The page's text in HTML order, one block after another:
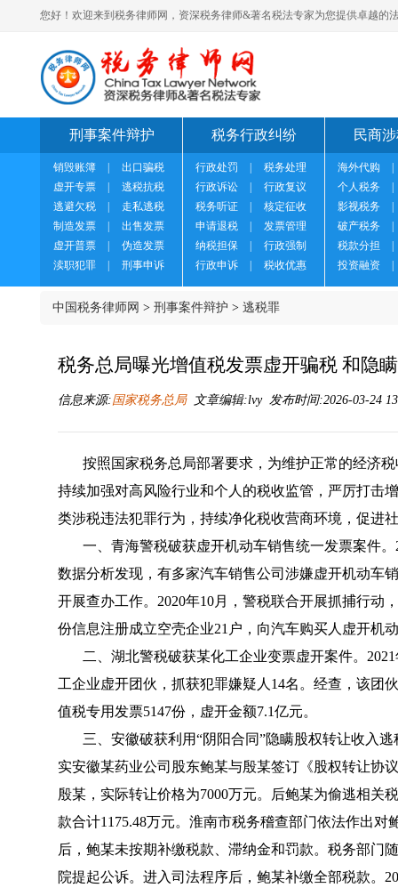
您好！欢迎来到税务律师网，资深税务律师&著名税法专家为您提供卓越的
刑事案件辩护
销毁账簿
出口骗税
虚开专票
逃税抗税
逃避欠税
走私逃税
制造发票
出售发票
虚开普票
伪造发票
渎职犯罪
刑事申诉
税务行政纠纷
行政处罚
税务处理
行政诉讼
行政复议
税务听证
核定征收
申请退税
发票管理
纳税担保
行政强制
行政申诉
税收优惠
民商
海外代购
个人税务
影视税务
破产税务
税款分担
投资融资
中国税务律师网 > 刑事案件辩护 > 逃税罪
税务总局曝光增值税发票虚开骗税 和隐
信息来源:国家税务总局文章编辑:lvy 发布时间:2026-03-24
按照国家税务总局部署要求，为维护正常的经济
持续加强对高风险行业和个人的税收监管，严厉打击
类涉税违法犯罪行为，持续净化税收营商环境，促进
一、青海警税破获虚开机动车销售统一发票案件
数据分析发现，有多家汽车销售公司涉嫌虚开机动车
开展查办工作。2020年10月，警税联合开展抓捕行动
份信息注册成立空壳企业21户，向汽车购买人虚开机
二、湖北警税破获某化工企业变票虚开案件。
工企业虚开团伙，抓获犯罪嫌疑人14名。经查，该团
值税专用发票5147份，虚开金额7.1亿元。
三、安徽破获利用“阴阳合同”隐瞒股权转让收入
实安徽某药业公司股东鲍某与殷某签订《股权转让协
殷某，实际转让价格为7000万元。后鲍某为偷逃相关
款合计1175.48万元。淮南市税务稽查部门依法作出
后，鲍某未按期补缴税款、滞纳金和罚款。税务部门
院提起公诉。进入司法程序后，鲍某补缴全部税款。